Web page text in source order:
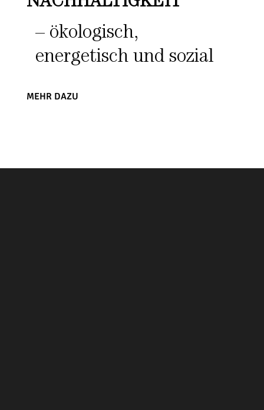
– ökologisch,
energetisch und sozial
MEHR DAZU